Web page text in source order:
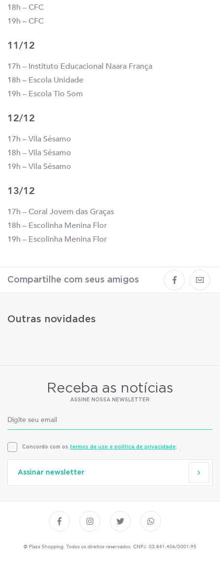
18h – CFC
19h – CFC
11/12
17h – Instituto Educacional Naara França
18h – Escola Unidade
19h – Escola Tio Som
12/12
17h – Vila Sésamo
18h – Vila Sésamo
19h – Vila Sésamo
13/12
17h – Coral Jovem das Graças
18h – Escolinha Menina Flor
19h – Escolinha Menina Flor
Compartilhe com seus amigos
Outras novidades
Receba as notícias
ASSINE NOSSA NEWSLETTER
Concordo com os termos de uso e política de privacidade.
Assinar newsletter
© Plaza Shopping. Todos os direitos reservados. CNPJ: 03.841.406/0001-95